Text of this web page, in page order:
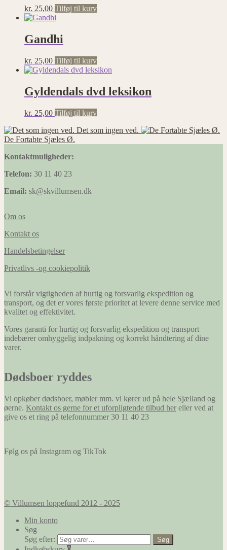
kr. 25,00 Tilføj til kurv
Gandhi
kr. 25,00 Tilføj til kurv
Gyldendals dvd leksikon
kr. 25,00 Tilføj til kurv
Det som ingen ved.
De Fortabte Sjæles Ø.
Kontaktmuligheder:
Telefon: 30 11 40 23
Email: sk@skvillumsen.dk
Om os
Kontakt os
Handelsbetingelser
Privatlivs -og cookiepolitik
Vi forstår vigtigheden af hurtig og forsvarlig ekspedition og
transport, og det er vores første prioritet at levere denne service med
kvalitet og effektivitet.
Vores garanti for hurtig og forsvarlig ekspedition og transport
indebærer omhyggelig indpakning og korrekt håndtering af dine
varer.
Dødsboer ryddes
Vi opkøber dødsboer, møbler mm. vi kører ud på hele Sjælland og
øerne. Kontakt os gerne for et uforpligtende tilbud her eller ved at
give os et ring på telefonnummer 30 11 40 23
Følg os på Instagram og TikTok
© Villumsen loppefund 2012 - 2025
Min konto
Søg
Søg efter:
Søg
sikre områder
hjemmesiden.
kan ikke
ordentligt uden
disse cookies.
Statistisk
hjælper
webstedsejere
forstå,
besøgende
med
indsamle og
rapportere
oplysninger
anonymt.
Præference
cookies gør
det muligt
hjemmeside
at huske
oplysninger,
hjemmesiden
ser ud eller
på. F.eks. dit
foretrukne
sprog, eller
cookies
bruges til at
spore
besøgende
på tværs af
websites.